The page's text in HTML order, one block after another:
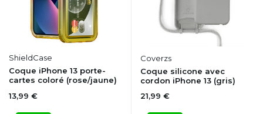
ShieldCase
Coque iPhone 13 porte-
cartes coloré (rose/jaune)
13,99 €
Coverzs
Coque silicone avec
cordon iPhone 13 (gris)
21,99 €